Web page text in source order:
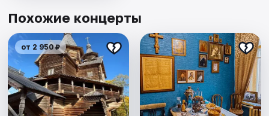
Похожие концерты
от 2 950 ₽